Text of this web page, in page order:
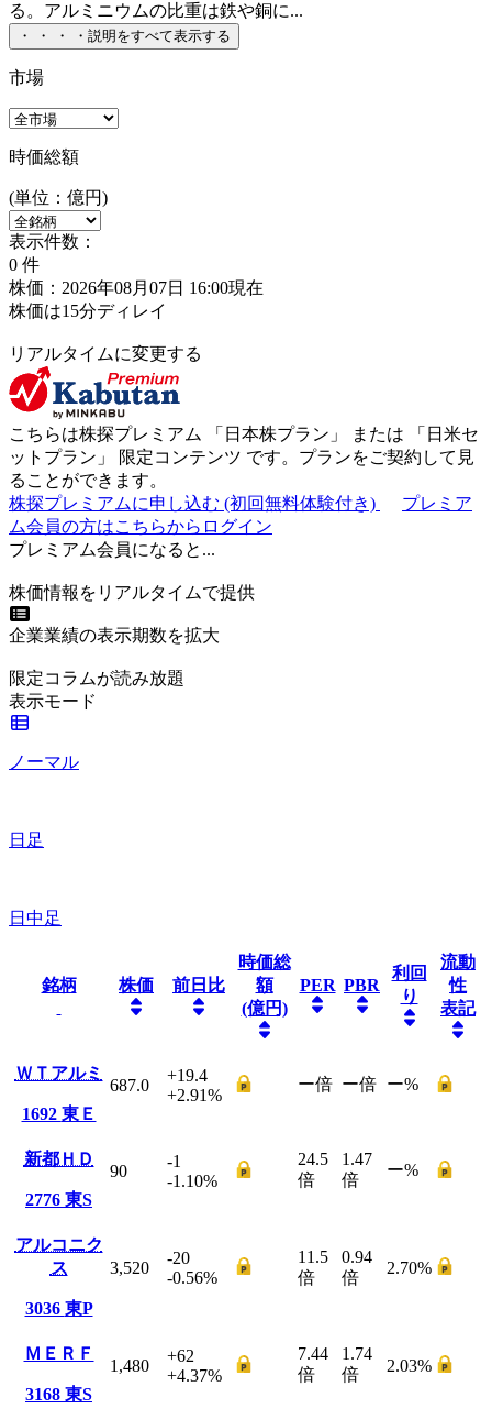
る。アルミニウムの比重は鉄や銅に...
・ ・ ・ ・ 説明をすべて表示する
市場
時価総額
(単位：億円)
表示件数：
0 件
株価：2026年08月07日 16:00現在
株価は15分ディレイ
リアルタイムに変更する
こちらは株探プレミアム 「 日本株プラン 」 または 「 日米セ
ットプラン 」 限定コンテンツ です。プランをご契約して見
ることができます。
株探プレミアムに申し込む (初回無料体験付き)
プレミア
ム会員の方はこちらからログイン
プレミアム会員になると...
株価情報をリアルタイムで提供
企業業績の表示期数を拡大
限定コラムが読み放題
表示モード
ノーマル
日足
日中足
銘柄 株価 前日比
時価総
額
(億円)
PER PBR
利回
り
流動
性
表記
ＷＴアルミ
1692 東Ｅ
687.0
+19.4
+2.91%
ー倍 ー倍 ー%
新都ＨＤ
2776 東S
90
-1
-1.10%
24.5
倍
1.47
倍
ー%
アルコニク
ス
3036 東P
3,520
-20
-0.56%
11.5
倍
0.94
倍
2.70%
ＭＥＲＦ
3168 東S
1,480
+62
+4.37%
7.44
倍
1.74
倍
2.03%